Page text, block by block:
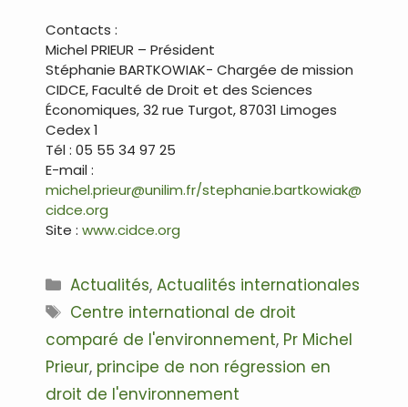
Contacts :
Michel PRIEUR – Président
Stéphanie BARTKOWIAK- Chargée de mission
CIDCE, Faculté de Droit et des Sciences
Économiques, 32 rue Turgot, 87031 Limoges
Cedex 1
Tél : 05 55 34 97 25
E-mail :
michel.prieur@unilim.fr/stephanie.bartkowiak@
cidce.org
Site : www.cidce.org
Catégories
Actualités,Actualités internationales
Étiquettes
Centre international de droit
comparé de l'environnement, Pr Michel
Prieur, principe de non régression en
droit de l'environnement